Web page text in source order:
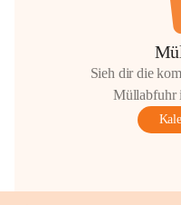
Sieh dir die
Müllabfuhr